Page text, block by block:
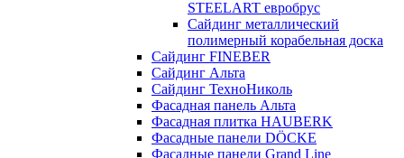
STEELART евробрус
Сайдинг металлический
полимерный корабельная доска
Сайдинг FINEBER
Сайдинг Альта
Сайдинг ТехноНиколь
Фасадная панель Альта
Фасадная плитка HAUBERK
Фасадные панели DÖCKE
Фасадные панели Grand Line